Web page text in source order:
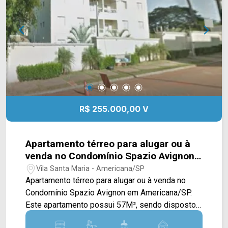
ARBIX IMÓVEIS - Presente em cada mudança!
contato com a equipe da Arbix Imóveis e agende
a sua visita!! WhatsApp e Telefone: (19) 3475-
4546 ARBIX IMÓVEIS - Presente em cada
mudança!
R$ 255.000,00 V
Apartamento térreo para alugar ou à
venda no Condomínio Spazio Avignon
em Americana/SP.
Vila Santa Maria - Americana/SP
Apartamento térreo para alugar ou à venda no
Condomínio Spazio Avignon em Americana/SP.
Este apartamento possui 57M², sendo dispostos
em sala de estar e de jantar integradas, cozinha